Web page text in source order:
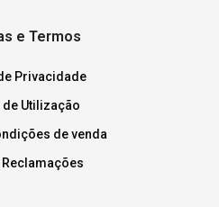
e Termos
Privacidade
Utilização
de venda
Reclamações